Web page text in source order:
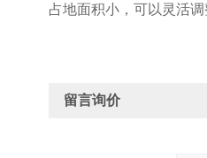
占地面积小，可以灵活
留言询价